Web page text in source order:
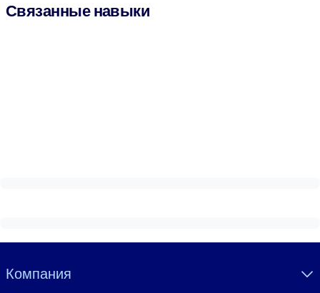
Связанные навыки
Visually hidden Text
Компания